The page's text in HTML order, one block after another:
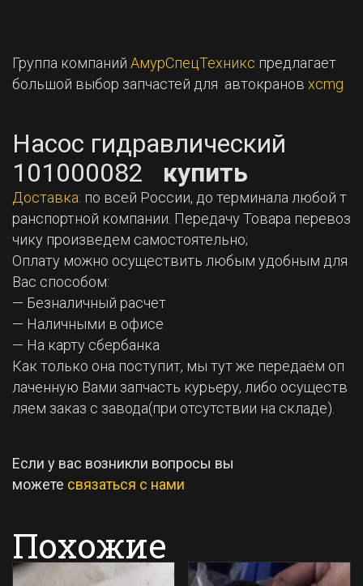
Группа компаний АмурСпецТехникс предлагает
большой выбор запчастей для автокранов xcmg
Насос гидравлический
101000082 купить
Доставка: по всей России, до терминала любой т
ранспортной компании. Передачу Товара перевоз
чику произведем самостоятельно;
Оплату можно осуществить любым удобным для
Вас способом:
— Безналичный расчет
— Наличными в офисе
— На карту сбербанка
Как только она поступит, мы тут же передаём оп
лаченную Вами запчасть курьеру, либо осуществ
ляем заказ с завода(при отсутствии на складе).
Если у вас возникли вопросы вы
можете связаться с нами
Похожие